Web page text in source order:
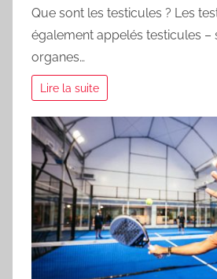
Que sont les testicules ? Les
également appelés testicules –
organes…
Lire la suite